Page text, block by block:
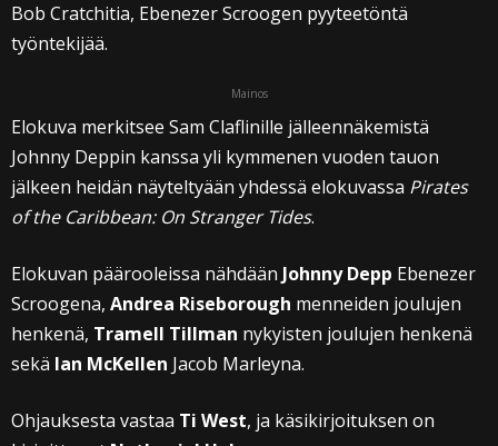
Bob Cratchitia, Ebenezer Scroogen pyyteetöntä
työntekijää.
Mainos
Elokuva merkitsee Sam Claflinille jälleennäkemistä
Johnny Deppin kanssa yli kymmenen vuoden tauon
jälkeen heidän näyteltyään yhdessä elokuvassa Pirates
of the Caribbean: On Stranger Tides.
Elokuvan päärooleissa nähdään Johnny Depp Ebenezer
Scroogena, Andrea Riseborough menneiden joulujen
henkenä, Tramell Tillman nykyisten joulujen henkenä
sekä Ian McKellen Jacob Marleyna.
Ohjauksesta vastaa Ti West, ja käsikirjoituksen on